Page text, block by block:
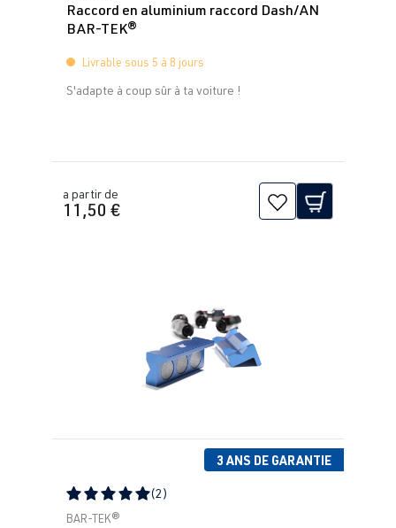
Raccord en aluminium raccord Dash/AN
BAR-TEK®
Livrable sous 5 à 8 jours
S'adapte à coup sûr à ta voiture !
a partir de
11,50 €
3 ANS DE GARANTIE
Note moyenne de 5 sur 5 étoiles
(2)
BAR-TEK®